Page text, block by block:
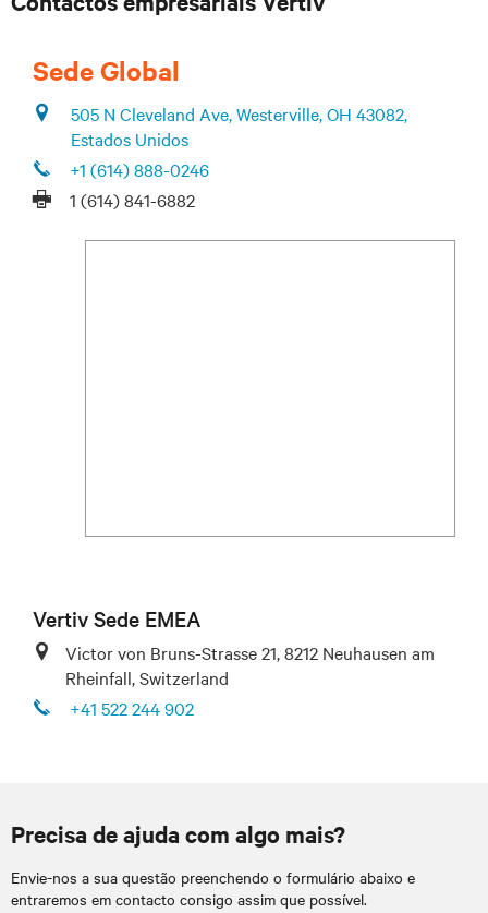
Sede Global
505 N Cleveland Ave, Westerville, OH 43082,
Estados Unidos
+1 (614) 888-0246
1 (614) 841-6882
Vertiv Sede EMEA
Victor von Bruns-Strasse 21, 8212 Neuhausen am
Rheinfall, Switzerland
+41 522 244 902
Precisa de ajuda com algo mais?
Envie-nos a sua questão preenchendo o formulário abaixo e
entraremos em contacto consigo assim que possível.